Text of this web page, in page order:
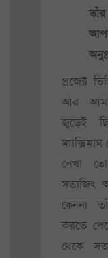
প্রজেক্ট
আর
জুড়েই
লেখা
সত্যজিৎ
কেননা
করতে
থেকে